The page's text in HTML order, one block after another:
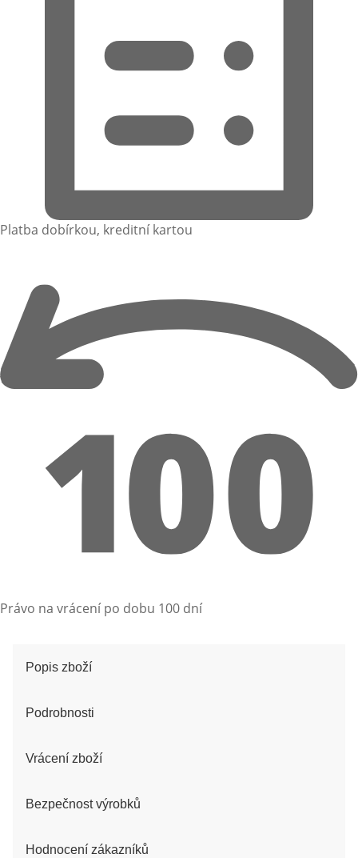
Platba dobírkou, kreditní kartou
Právo na vrácení po dobu 100 dní
Popis zboží
Podrobnosti
Vrácení zboží
Bezpečnost výrobků
Hodnocení zákazníků